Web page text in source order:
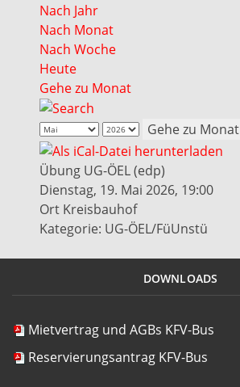
Nach Jahr
Nach Monat
Nach Woche
Heute
Gehe zu Monat
Gehe zu Monat
Übung UG-ÖEL (edp)
Dienstag, 19. Mai 2026, 19:00
Ort Kreisbauhof
Kategorie: UG-ÖEL/FüUnstü
DOWNLOADS
Mietvertrag und AGBs KFV-Bus
Reservierungsantrag KFV-Bus